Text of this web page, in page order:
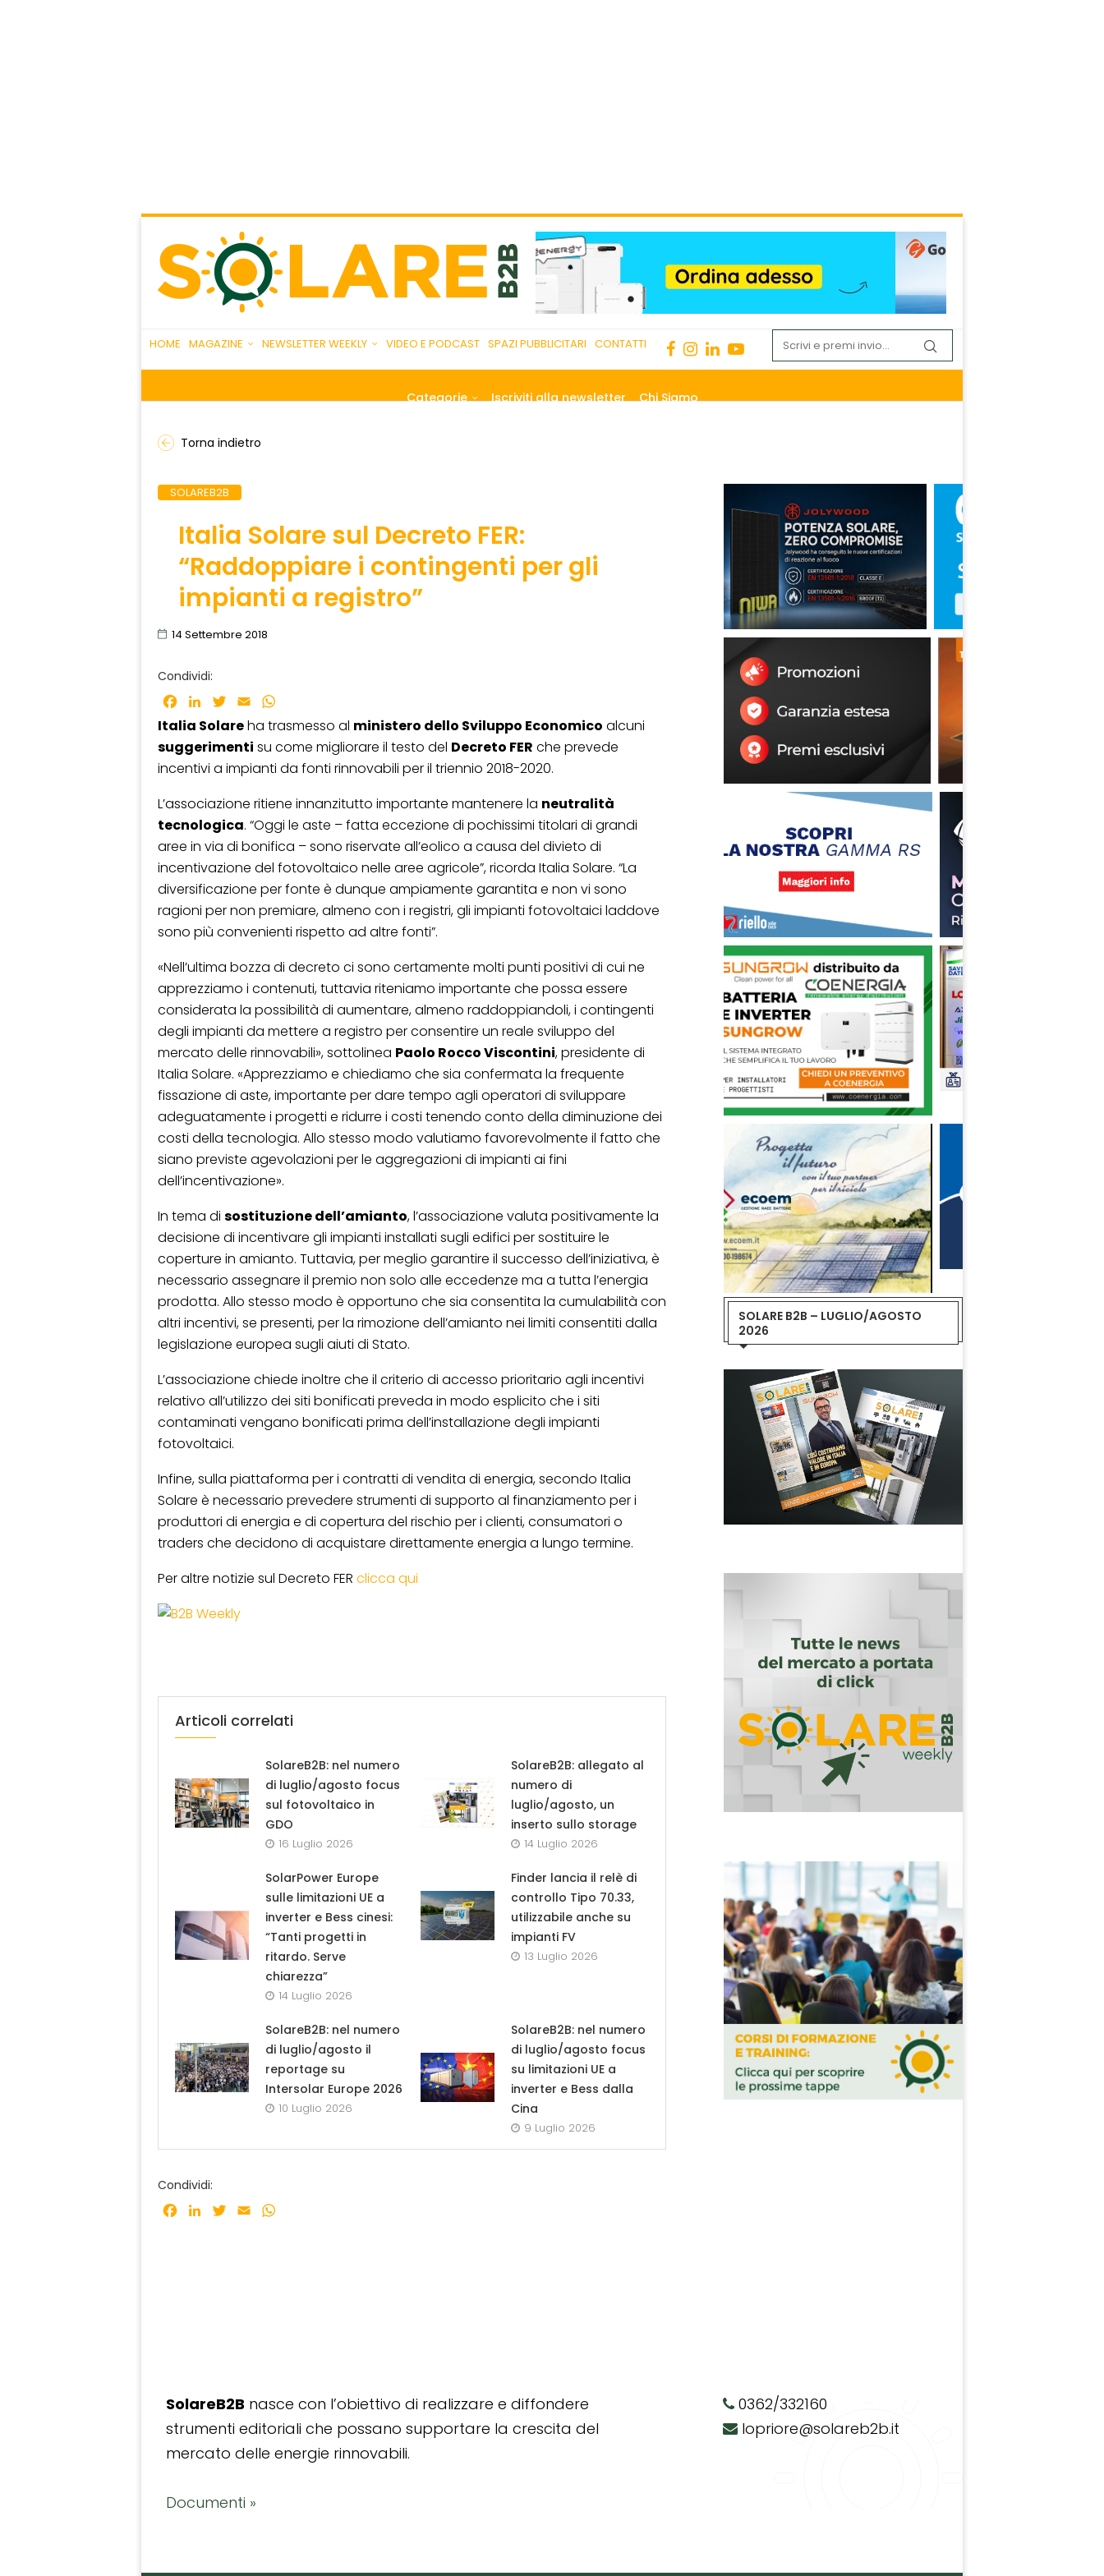
HOME MAGAZINE NEWSLETTER WEEKLY VIDEO E PODCAST SPAZI PUBBLICITARI CONTATTI
Categorie Iscriviti alla newsletter Chi Siamo
Torna indietro
SOLAREB2B
Italia Solare sul Decreto FER:
“Raddoppiare i contingenti per gli
impianti a registro”
14 Settembre 2018
Condividi:
Facebook
LinkedInTwitter
Email
Italia Solareha trasmesso al ministero dello Sviluppo Economico alcuni
suggerimenti su come migliorare il testo del Decreto FER che prevede
incentivi a impianti da fonti rinnovabili per il triennio 2018-2020.
L’associazione ritiene innanzitutto importante mantenere la neutralità
tecnologica. “Oggi le aste – fatta eccezione di pochissimi titolari di grandi
aree in via di bonifica – sono riservate all’eolico a causa del divieto di
incentivazione del fotovoltaico nelle aree agricole”, ricorda Italia Solare. “La
diversificazione per fonte è dunque ampiamente garantita e non vi sono
ragioni per non premiare, almeno con i registri, gli impianti fotovoltaici laddove
sono più convenienti rispetto ad altre fonti”.
«Nell’ultima bozza di decreto ci sono certamente molti punti positivi di cui ne
apprezziamo i contenuti, tuttavia riteniamo importante che possa essere
considerata la possibilità di aumentare, almeno raddoppiandoli, i contingenti
degli impianti da mettere a registro per consentire un reale sviluppo del
mercato delle rinnovabili», sottolinea Paolo Rocco Viscontini, presidente di
Italia Solare. «Apprezziamo e chiediamo che sia confermata la frequente
fissazione di aste, importante per dare tempo agli operatori di sviluppare
adeguatamente i progetti e ridurre i costi tenendo conto della diminuzione dei
costi della tecnologia. Allo stesso modo valutiamo favorevolmente il fatto che
siano previste agevolazioni per le aggregazioni di impianti ai fini
dell’incentivazione».
In tema di sostituzione dell’amianto, l’associazione valuta positivamente la
decisione di incentivare gli impianti installati sugli edifici per sostituire le
coperture in amianto. Tuttavia, per meglio garantire il successo dell’iniziativa, è
necessario assegnare il premio non solo alle eccedenze ma a tutta l’energia
prodotta. Allo stesso modo è opportuno che sia consentita la cumulabilità con
altri incentivi, se presenti, per la rimozione dell’amianto nei limiti consentiti dalla
legislazione europea sugli aiuti di Stato.
L’associazione chiede inoltre che il criterio di accesso prioritario agli incentivi
relativo all’utilizzo dei siti bonificati preveda in modo esplicito che i siti
contaminati vengano bonificati prima dell’installazione degli impianti
fotovoltaici.
Infine, sulla piattaforma per i contratti di vendita di energia, secondo Italia
Solare è necessario prevedere strumenti di supporto al finanziamento per i
produttori di energia e di copertura del rischio per i clienti, consumatori o
traders che decidono di acquistare direttamente energia a lungo termine.
Per altre notizie sul Decreto FER clicca qui
Articoli correlati
SolareB2B: nel numero
di luglio/agosto focus
sul fotovoltaico in
GDO
16 Luglio 2026
SolareB2B: allegato al
numero di
luglio/agosto, un
inserto sullo storage
14 Luglio 2026
SolarPower Europe
sulle limitazioni UE a
inverter e Bess cinesi:
“Tanti progetti in
ritardo. Serve
chiarezza”
14 Luglio 2026
Finder lancia il relè di
controllo Tipo 70.33,
utilizzabile anche su
impianti FV
13 Luglio 2026
SolareB2B: nel numero
di luglio/agosto il
reportage su
Intersolar Europe 2026
10 Luglio 2026
SolareB2B: nel numero
di luglio/agosto focus
su limitazioni UE a
inverter e Bess dalla
Cina
9 Luglio 2026
Condividi:
Facebook
LinkedInTwitter
Email
SOLARE B2B – LUGLIO/AGOSTO
2026
SolareB2B nasce con l’obiettivo di realizzare e diffondere
strumenti editoriali che possano supportare la crescita del
mercato delle energie rinnovabili.
Documenti »
0362/332160
lopriore@solareb2b.it